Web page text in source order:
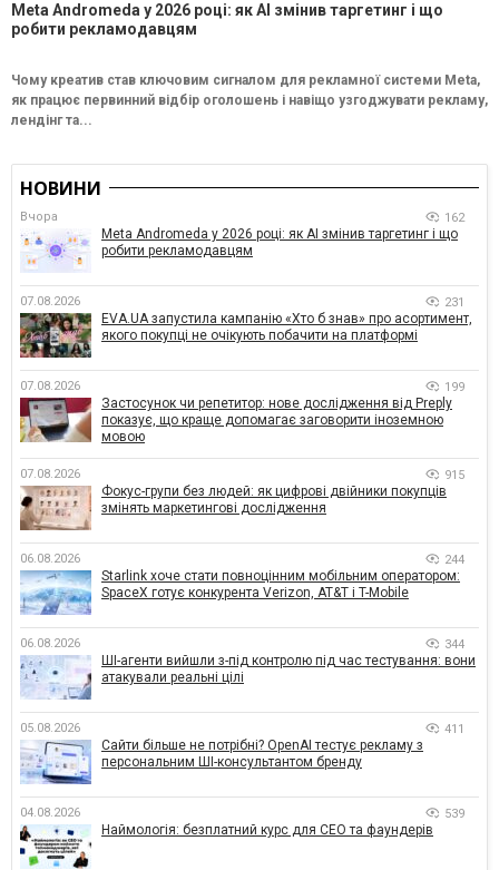
Meta Andromeda у 2026 році: як AI змінив таргетинг і що
робити рекламодавцям
Чому креатив став ключовим сигналом для рекламної системи Meta,
як працює первинний відбір оголошень і навіщо узгоджувати рекламу,
лендінг та...
НОВИНИ
Вчора 162
Meta Andromeda у 2026 році: як AI змінив таргетинг і що
робити рекламодавцям
07.08.2026 231
EVA.UA запустила кампанію «Хто б знав» про асортимент,
якого покупці не очікують побачити на платформі
07.08.2026 199
Застосунок чи репетитор: нове дослідження від Preply
показує, що краще допомагає заговорити іноземною
мовою
07.08.2026 915
Фокус-групи без людей: як цифрові двійники покупців
змінять маркетингові дослідження
06.08.2026 244
Starlink хоче стати повноцінним мобільним оператором:
SpaceX готує конкурента Verizon, AT&T і T-Mobile
06.08.2026 344
ШІ-агенти вийшли з-під контролю під час тестування: вони
атакували реальні цілі
05.08.2026 411
Сайти більше не потрібні? OpenAI тестує рекламу з
персональним ШІ-консультантом бренду
04.08.2026 539
Наймологія: безплатний курс для CEO та фаундерів